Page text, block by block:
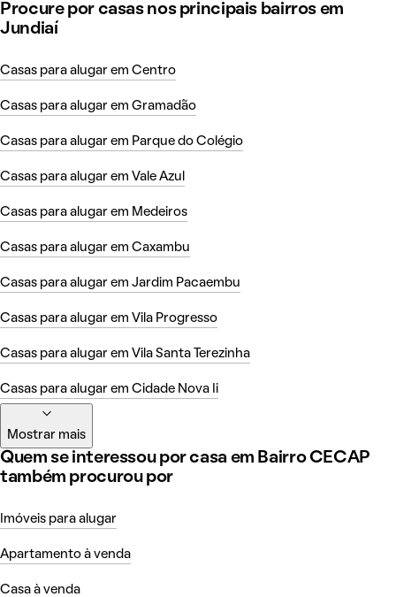
Procure por casas nos principais bairros em
Jundiaí
Casas para alugar em Centro
Casas para alugar em Gramadão
Casas para alugar em Parque do Colégio
Casas para alugar em Vale Azul
Casas para alugar em Medeiros
Casas para alugar em Caxambu
Casas para alugar em Jardim Pacaembu
Casas para alugar em Vila Progresso
Casas para alugar em Vila Santa Terezinha
Casas para alugar em Cidade Nova Ii
Mostrar mais
Quem se interessou por casa em Bairro CECAP
também procurou por
Imóveis para alugar
Apartamento à venda
Casa à venda